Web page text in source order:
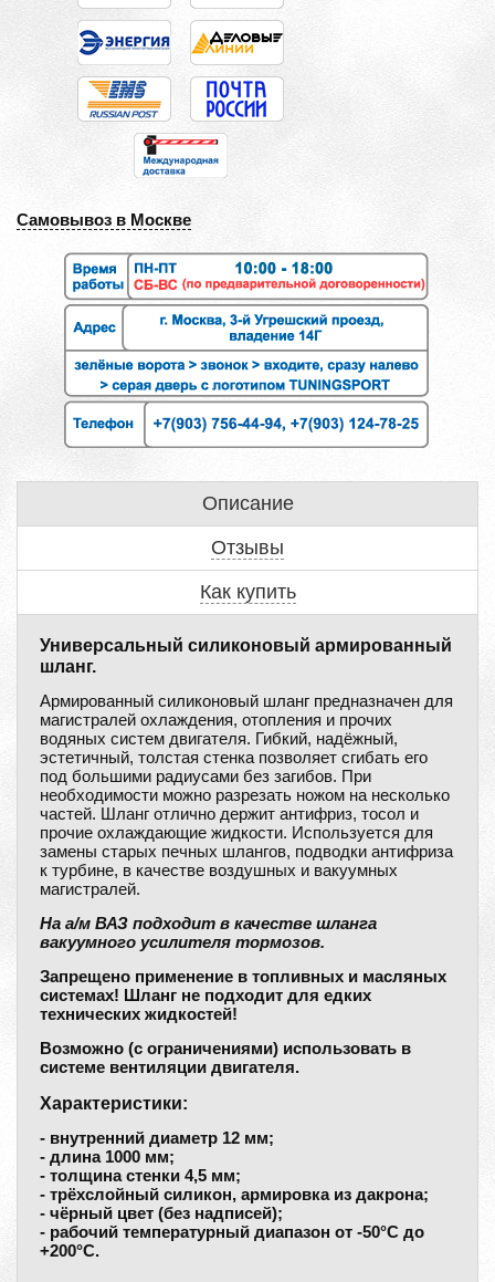
Самовывоз в Москве
Описание
Отзывы
Как купить
Универсальный силиконовый армированный
шланг.
Армированный силиконовый шланг предназначен для
магистралей охлаждения, отопления и прочих
водяных систем двигателя. Гибкий, надёжный,
эстетичный, толстая стенка позволяет сгибать его
под большими радиусами без загибов. При
необходимости можно разрезать ножом на несколько
частей. Шланг отлично держит антифриз, тосол и
прочие охлаждающие жидкости. Используется для
замены старых печных шлангов, подводки антифриза
к турбине, в качестве воздушных и вакуумных
магистралей.
На а/м ВАЗ подходит в качестве шланга
вакуумного усилителя тормозов.
Запрещено применение в топливных и масляных
системах! Шланг не подходит для едких
технических жидкостей!
Возможно (с ограничениями) использовать в
системе вентиляции двигателя.
Характеристики:
- внутренний диаметр 12 мм;
- длина 1000 мм;
- толщина стенки 4,5 мм;
- трёхслойный силикон, армировка из дакрона;
- чёрный цвет (без надписей);
- рабочий температурный диапазон от -50°С до
+200°С.